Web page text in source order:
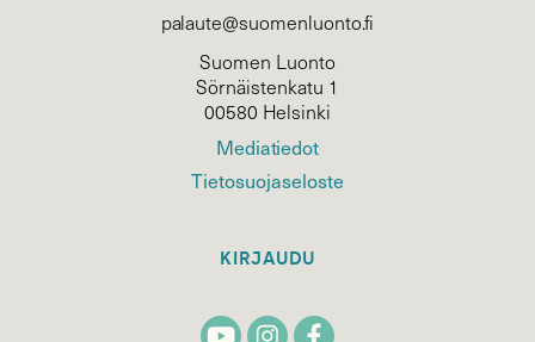
palaute@suomenluonto.fi
Suomen Luonto
Sörnäistenkatu 1
00580 Helsinki
Mediatiedot
Tietosuojaseloste
KIRJAUDU